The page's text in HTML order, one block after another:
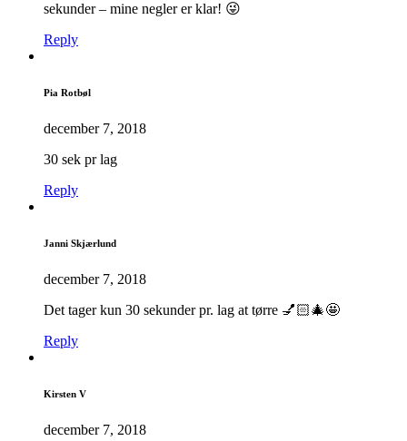
sekunder – mine negler er klar! 😜
Reply
Pia Rotbøl
december 7, 2018
30 sek pr lag
Reply
Janni Skjærlund
december 7, 2018
Det tager kun 30 sekunder pr. lag at tørre 💅🏻🎄🤩
Reply
Kirsten V
december 7, 2018